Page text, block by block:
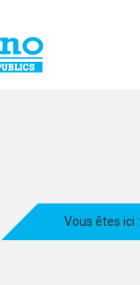
Vous êtes ici :